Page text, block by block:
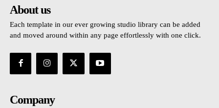
About us
Each template in our ever growing studio library can be added
and moved around within any page effortlessly with one click.
Company